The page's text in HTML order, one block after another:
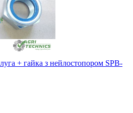
+ гайка з нейлостопором SPB-